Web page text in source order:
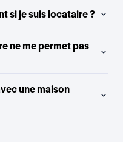
si je suis locataire ?
ne me permet pas
une maison